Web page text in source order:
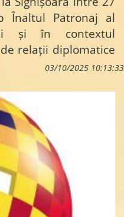
Înaltul Patronaj al
și în contextul
relații diplomatice
03/10/2025 10:13:33